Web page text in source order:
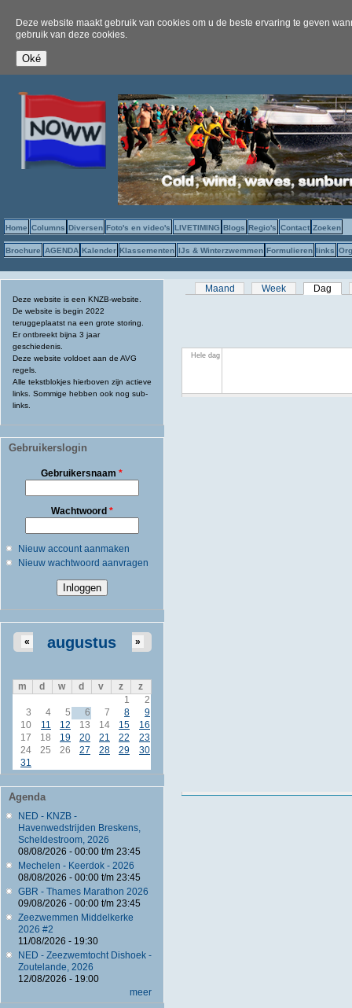
Deze website maakt gebruik van cookies om u de beste ervaring te geven
gebruik van deze cookies.
Home Columns Diversen Foto's en video's LIVETIMING Blogs Regio's Contact Zoeken
Brochure AGENDA Kalender Klassementen IJs & Winterzwemmen Formulieren links
Deze website is een KNZB-website.
De website is begin 2022
teruggeplaatst na een grote storing.
Er ontbreekt bijna 3 jaar
geschiedenis.
Deze website voldoet aan de AVG
regels.
Alle tekstblokjes hierboven zijn actieve
links. Sommige hebben ook nog sub-
links.
Gebruikerslogin
Gebruikersnaam*
Wachtwoord *
Nieuw account aanmaken
Nieuw wachtwoord aanvragen
augustus
« »
m d w d v z
z
1
2
3
4 5 6 7 8
9
10
11 12 13 14 15
16
17
18 19 20 21 22
23
24
25 26 27 28 29
30
31
Agenda
NED - KNZB -
Havenwedstrijden Breskens,
Scheldestroom, 2026
08/08/2026 - 00:00t/m 23:45
Mechelen - Keerdok - 2026
08/08/2026 - 00:00t/m 23:45
GBR - Thames Marathon 2026
09/08/2026 - 00:00t/m 23:45
Zeezwemmen Middelkerke
2026 #2
11/08/2026 - 19:30
NED - Zeezwemtocht Dishoek -
Zoutelande, 2026
12/08/2026 - 19:00
meer
Primaire tabs
Maand Week Dag
Hele dag